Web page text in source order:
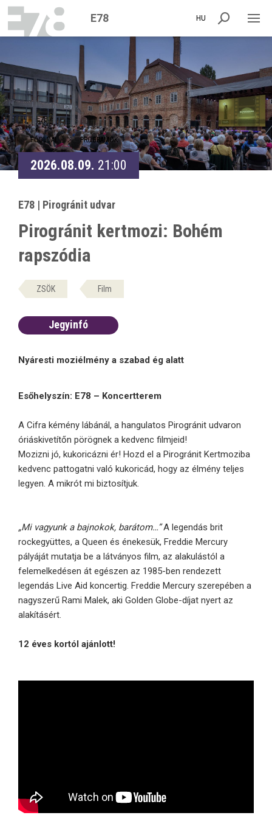
E78 HU
FŐOLDAL PROGRAMOK
2026.08.09. 21:00
E78 | Pirogránit udvar
Pirogránit kertmozi: Bohém
rapszódia
ZSÖK Film
Jegyinfó
Nyáresti moziélmény a szabad ég alatt
Esőhelyszín: E78 – Koncertterem
A Cifra kémény lábánál, a hangulatos Pirogránit udvaron
óriáskivetítőn pörögnek a kedvenc filmjeid!
Mozizni jó, kukoricázni ér! Hozd el a Pirogránit Kertmoziba
kedvenc pattogatni való kukoricád, hogy az élmény teljes
legyen. A mikrót mi biztosítjuk.
„Mi vagyunk a bajnokok, barátom…”A legendás brit
rockegyüttes, a Queen és énekesük, Freddie Mercury
pályáját mutatja be a látványos film, az alakulástól a
felemelkedésen át egészen az 1985-ben rendezett
legendás Live Aid koncertig. Freddie Mercury szerepében a
nagyszerű Rami Malek, aki Golden Globe-díjat nyert az
alakításért.
12 éves kortól ajánlott!